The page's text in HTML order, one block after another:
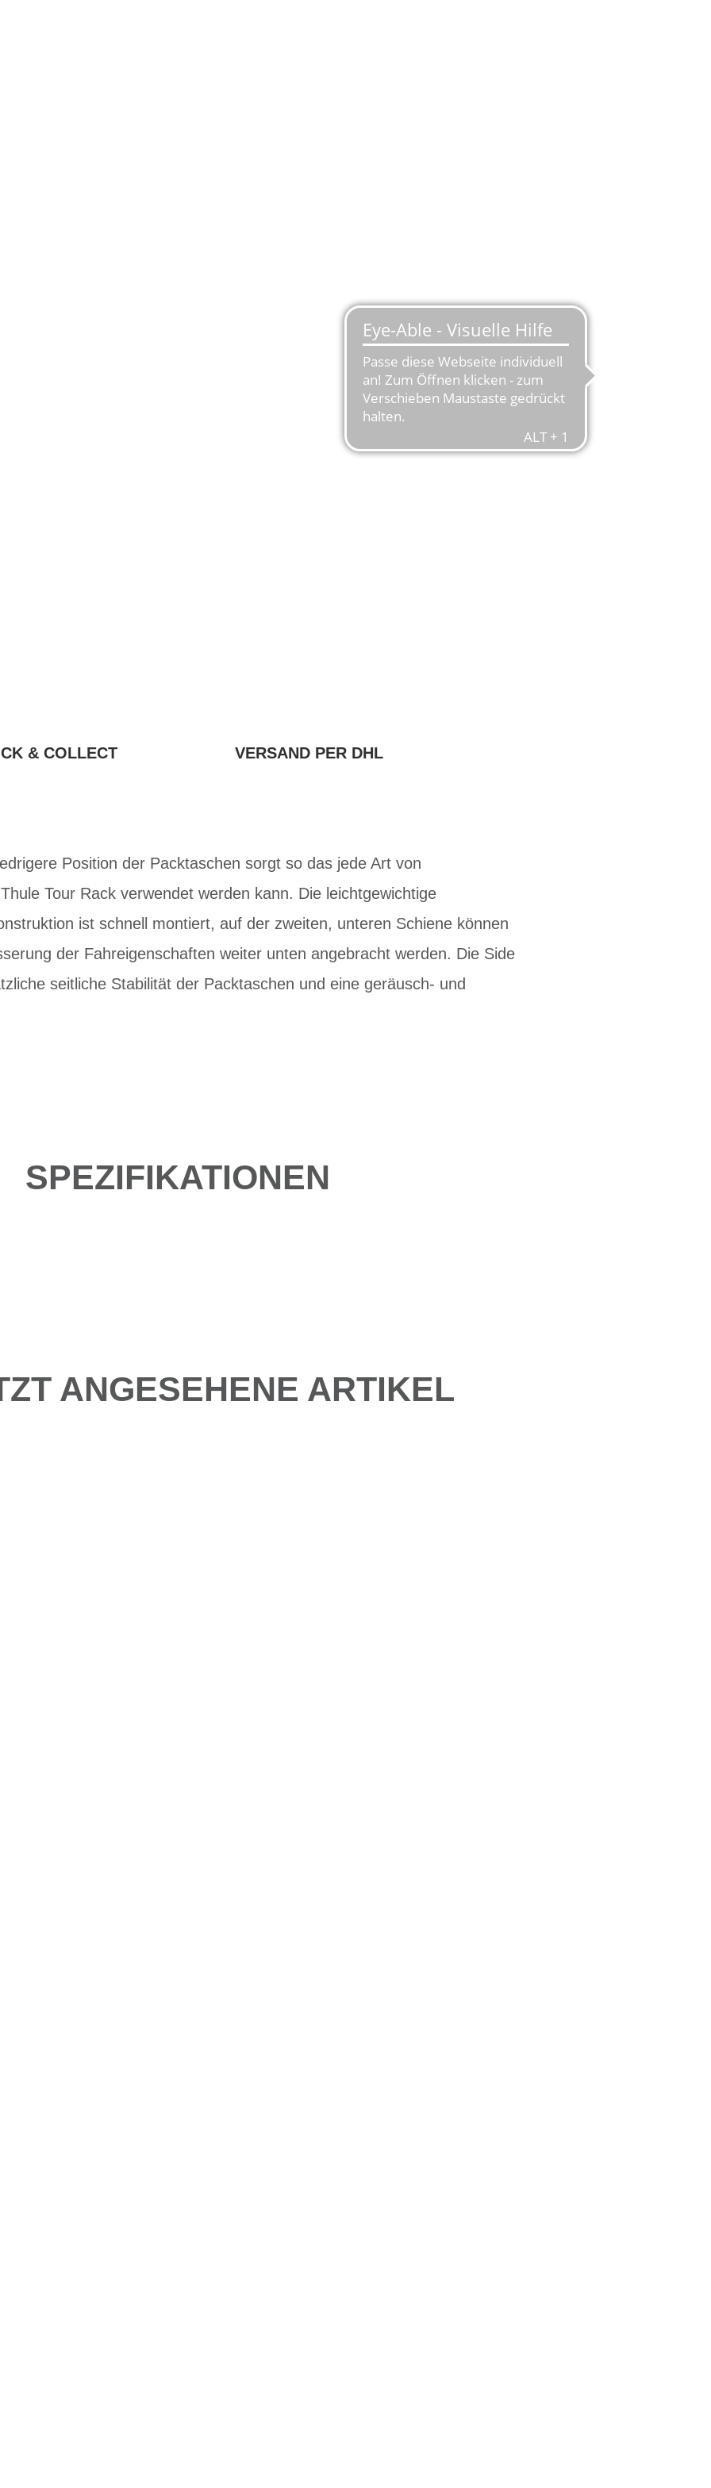
& COLLECT VERSAND PER DHL
Position der Packtaschen sorgt so das jede Art von
Tour Rack verwendet werden kann. Die leichtgewichtige
ist schnell montiert, auf der zweiten, unteren Schiene können
der Fahreigenschaften weiter unten angebracht werden. Die Side
seitliche Stabilität der Packtaschen und eine geräusch- und
SPEZIFIKATIONEN
ANGESEHENE ARTIKEL